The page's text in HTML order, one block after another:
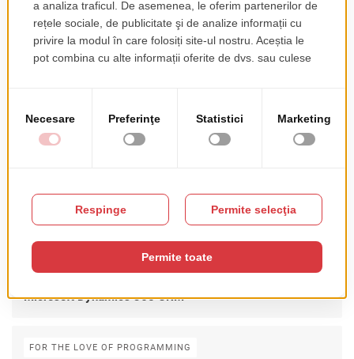
Postari recente
INDUSTRIE & TENDINȚE
de chatboti
PROIECTE ȘI PARTENERIATE
Roweb preia DynamiXRM si isi extinde serviciile in zona
Microsoft Dynamics 365 CRM
FOR THE LOVE OF PROGRAMMING